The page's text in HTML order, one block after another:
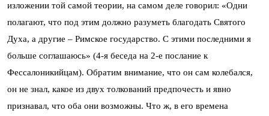
изложении той самой теории, на самом деле говорил: «Одни
полагают, что под этим должно разуметь благодать Святого
Духа, а другие – Римское государство. С этими последними я
больше соглашаюсь» (4-я беседа на 2-е послание к
Фессалоникийцам). Обратим внимание, что он сам колебался,
он не знал, какое из двух толкований предпочесть и явно
признавал, что оба они возможны. Что ж, в его времена